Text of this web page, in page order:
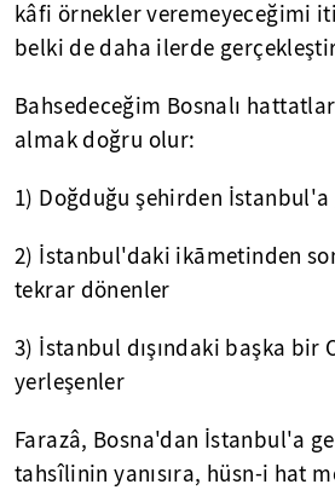
kâfi örnekler veremeyeceğimi
belki de daha ilerde
Bahsedeceğim Bosnalı
almak doğru olur:
1) Doğduğu şehirden
2) İstanbul'daki ikāmetinden
tekrar dönenler
3) İstanbul dışındaki başka bir
yerleşenler
Farazâ, Bosna'dan İstanbul'a
tahsîlinin yanısıra, hüsn-i hat